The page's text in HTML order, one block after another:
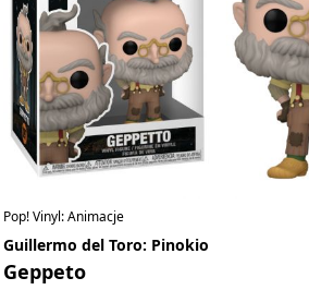
Pop! Vinyl: Animacje
Guillermo del Toro: Pinokio
Geppeto